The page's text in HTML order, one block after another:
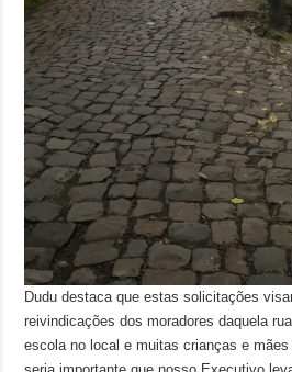
Dudu destaca que estas solicitações
reivindicações dos moradores daquela
escola no local e muitas crianças e